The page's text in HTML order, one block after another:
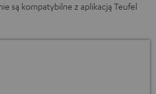
są kompatybilne z aplikacją Teufel